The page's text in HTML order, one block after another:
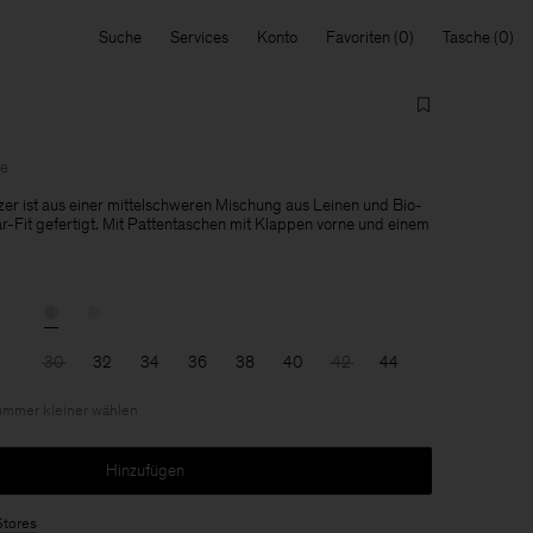
Suche Services Konto Favoriten Tasche
ist aus einer mittelschweren Mischung aus Leinen und Bio-
Fit gefertigt. Mit Pattentaschen mit Klappen vorne und einem
30 32 34 36 38 40 42 44
kleiner wählen
Hinzufügen